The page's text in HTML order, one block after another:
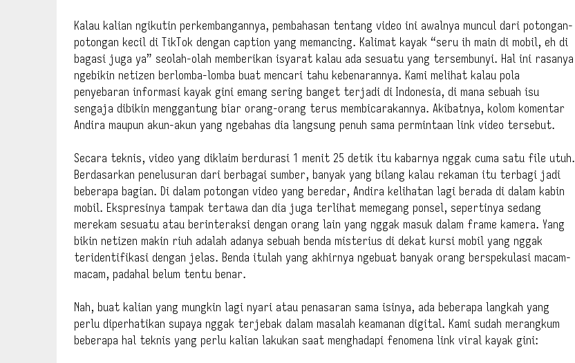
Kalau kalian ngikutin perkembangannya, pembahasan tentang video ini awalnya muncul dari potongan-
potongan kecil di TikTok dengan caption yang memancing. Kalimat kayak “seru ih main di mobil, eh di
bagasi juga ya” seolah-olah memberikan isyarat kalau ada sesuatu yang tersembunyi. Hal ini rasanya
ngebikin netizen berlomba-lomba buat mencari tahu kebenarannya. Kami melihat kalau pola
penyebaran informasi kayak gini emang sering banget terjadi di Indonesia, di mana sebuah isu
sengaja dibikin menggantung biar orang-orang terus membicarakannya. Akibatnya, kolom komentar
Andira maupun akun-akun yang ngebahas dia langsung penuh sama permintaan link video tersebut.
Secara teknis, video yang diklaim berdurasi 1 menit 25 detik itu kabarnya nggak cuma satu file utuh.
Berdasarkan penelusuran dari berbagai sumber, banyak yang bilang kalau rekaman itu terbagi jadi
beberapa bagian. Di dalam potongan video yang beredar, Andira kelihatan lagi berada di dalam kabin
mobil. Ekspresinya tampak tertawa dan dia juga terlihat memegang ponsel, sepertinya sedang
merekam sesuatu atau berinteraksi dengan orang lain yang nggak masuk dalam frame kamera. Yang
bikin netizen makin riuh adalah adanya sebuah benda misterius di dekat kursi mobil yang nggak
teridentifikasi dengan jelas. Benda itulah yang akhirnya ngebuat banyak orang berspekulasi macam-
macam, padahal belum tentu benar.
Nah, buat kalian yang mungkin lagi nyari atau penasaran sama isinya, ada beberapa langkah yang
perlu diperhatikan supaya nggak terjebak dalam masalah keamanan digital. Kami sudah merangkum
beberapa hal teknis yang perlu kalian lakukan saat menghadapi fenomena link viral kayak gini: